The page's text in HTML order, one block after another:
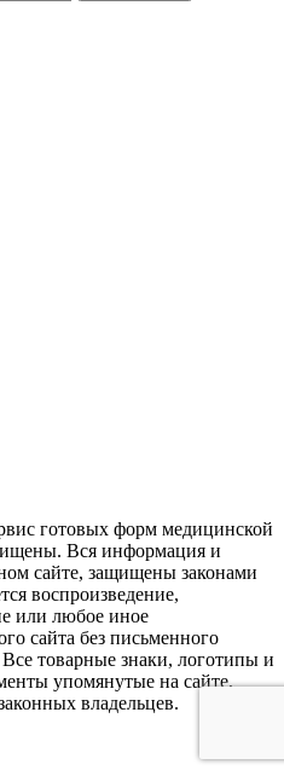
готовых форм медицинской
Вся информация и
сайте, защищены законами
воспроизведение,
или любое иное
сайта без письменного
товарные знаки, логотипы и
упомянутые на сайте,
владельцев.